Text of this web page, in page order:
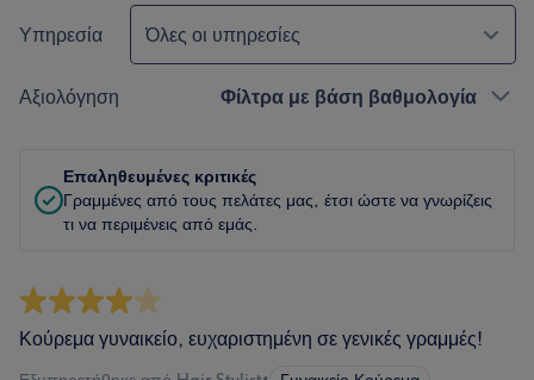
Υπηρεσία Όλες οι υπηρεσίες
Αξιολόγηση Φίλτρα με βάση βαθμολογία
Επαληθευμένες κριτικές
Γραμμένες από τους πελάτες μας, έτσι ώστε να γνωρίζεις
τι να περιμένεις από εμάς.
Κούρεμα γυναικείο, ευχαριστημένη σε γενικές γραμμές!